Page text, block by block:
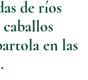
de ríos
en las